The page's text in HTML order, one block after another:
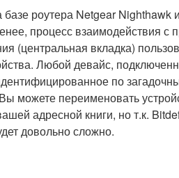
роутера Netgear Nighthawk
процесс взаимодействия с
(центральная вкладка)
Любой девайс,
по
можете переименовать
адресной книги, но т.к.
довольно сложно.